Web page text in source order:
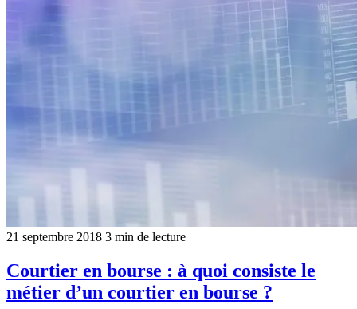
21 septembre 2018 3 min de lecture
Courtier en bourse : à quoi consiste le
métier d’un courtier en bourse ?